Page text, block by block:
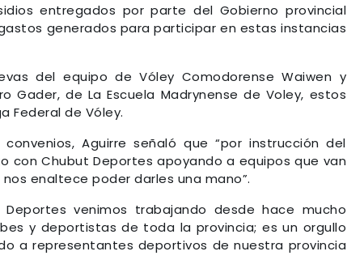
entregados por parte del Gobierno provincial
generados para participar en estas instancias
del equipo de Vóley Comodorense Waiwen y
Gader, de La Escuela Madrynense de Voley, estos
Federal de Vóley.
Aguirre señaló que “por instrucción del
con Chubut Deportes apoyando a equipos que van
enaltece poder darles una mano”.
venimos trabajando desde hace mucho
y deportistas de toda la provincia; es un orgullo
a representantes deportivos de nuestra provincia